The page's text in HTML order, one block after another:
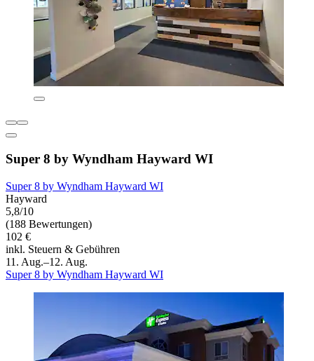
Super 8 by Wyndham Hayward WI
Super 8 by Wyndham Hayward WI
Hayward
5,8/10
(188 Bewertungen)
102 €
inkl. Steuern & Gebühren
11. Aug.–12. Aug.
Super 8 by Wyndham Hayward WI